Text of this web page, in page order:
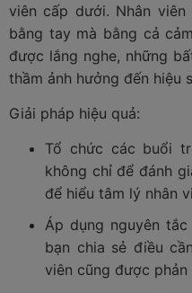
viên cấp dưới. Nhân
bằng tay mà bằng cả
được lắng nghe, những
thầm ảnh hưởng đến hiệu
Giải pháp hiệu quả:
Tổ chức các buổi
không chỉ để đánh
để hiểu tâm lý nhân
Áp dụng nguyên tắc
bạn chia sẻ điều
viên cũng được